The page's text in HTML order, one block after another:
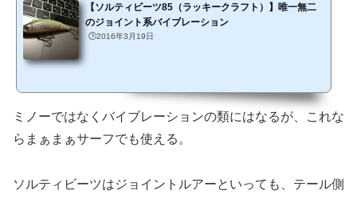
【ソルティビーツ85（ラッキークラフト）】唯一無二
のジョイント系バイブレーション
🕒️2016年3月19日
ミノーではなくバイブレーションの類にはなるが、これな
らまぁまぁサーフでも使える。
ソルティビーツはジョイントルアーといっても、テール側